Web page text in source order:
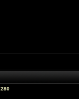
280